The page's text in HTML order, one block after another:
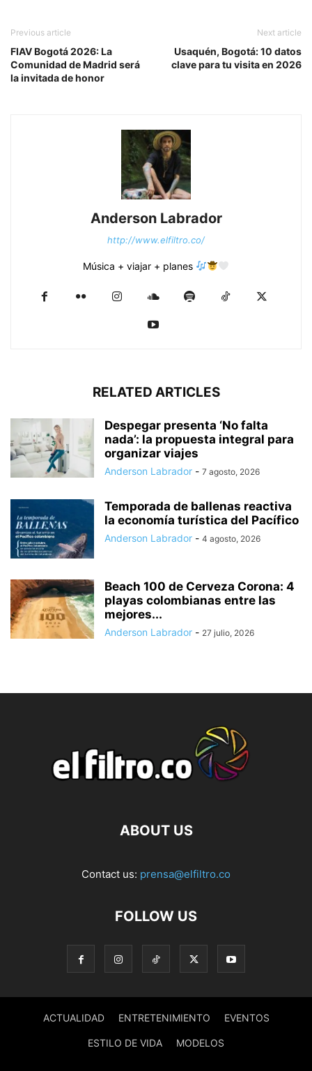
Previous article
FIAV Bogotá 2026: La
Comunidad de Madrid será
la invitada de honor
Next article
Usaquén, Bogotá: 10 datos
clave para tu visita en 2026
Anderson Labrador
http://www.elfiltro.co/
Música + viajar + planes
RELATED ARTICLES
Despegar presenta ‘No falta
nada’: la propuesta integral para
organizar viajes
Anderson Labrador - 7 agosto, 2026
Temporada de ballenas reactiva
la economía turística del Pacífico
Anderson Labrador - 4 agosto, 2026
Beach 100 de Cerveza Corona: 4
playas colombianas entre las
mejores...
Anderson Labrador - 27 julio, 2026
ABOUT US
Contact us: prensa@elfiltro.co
FOLLOW US
ACTUALIDAD ENTRETENIMIENTO EVENTOS
ESTILO DE VIDA MODELOS